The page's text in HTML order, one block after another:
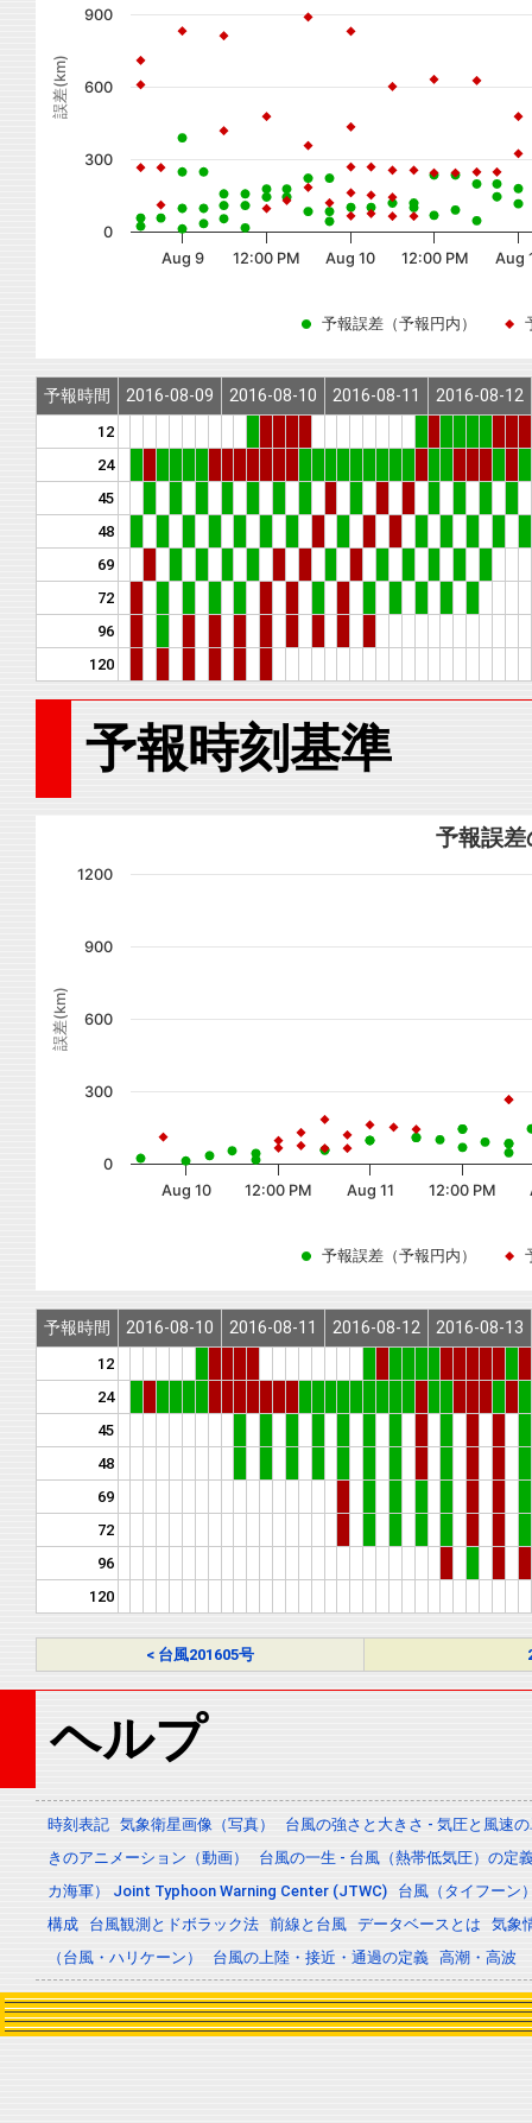
誤差(km)
予報誤差（予報円内）
Aug 9 12:00 PM Aug 10 12:00 PM Aug
0
300
600
900
予報時間 2016-08-09 2016-08-10 2016-08-11 2016-08-12
12
24
45
48
69
72
96
120
予報時刻基準
誤差(km)
予報誤
予報誤差（予報円内）
Aug 10 12:00 PM Aug 11 12:00 PM
0
300
600
900
1200
予報時間 2016-08-10 2016-08-11 2016-08-12 2016-08-13
12
24
45
48
69
72
96
120
< 台風201605号
ヘルプ
時刻表記 気象衛星画像（写真）
台風の強さと大きさ - 気圧と風速
きのアニメーション（動画）
台風の一生 - 台風（熱帯低気圧）の定
カ海軍） Joint Typhoon Warning Center (JTWC)
台風（タイフーン
構成
台風観測とドボラック法 前線と台風 データベースとは
気象
（台風・ハリケーン）
台風の上陸・接近・通過の定義 高潮・高波